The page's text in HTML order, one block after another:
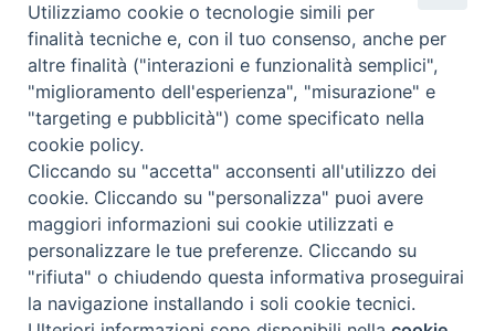
t
Arcidiocesi di Torino
Cancelleria arcivescovile
Via dell'Arcivescovado 12 - 10121 TORINO
tel. 011.5156320 - fax 011.5156338
e-mail: cancelleria@diocesi.to.it
Utilizziamo cookie o tecnologie simili per
finalità tecniche e, con il tuo consenso, anche per
altre finalità ("interazioni e funzionalità semplici",
"miglioramento dell'esperienza", "misurazione" e
"targeting e pubblicità") come specificato nella
cookie policy.
Cliccando su "accetta" acconsenti all'utilizzo dei
cookie. Cliccando su "personalizza" puoi avere
maggiori informazioni sui cookie utilizzati e
personalizzare le tue preferenze. Cliccando su
"rifiuta" o chiudendo questa informativa proseguirai
la navigazione installando i soli cookie tecnici.